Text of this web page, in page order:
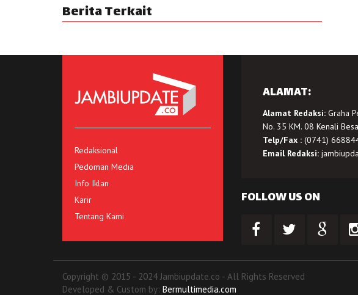
Berita Terkait
Redaksional
Pedoman Media
Info Iklan
Karir
Tentang Kami
ALAMAT:
Alamat Redaksi:Graha
No. 35 KM. 08 Kenali
Telp/Fax :(0741)
Email Redaksi:
FOLLOW US ON
Copyright © 2015 - 2024 Jambiupdate.co - All Rights Reserved
Developed & Custom by: Bermultimedia.com